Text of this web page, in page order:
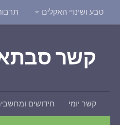
טבע ושינויי האקלים
קשר
קשר יומי חידושים